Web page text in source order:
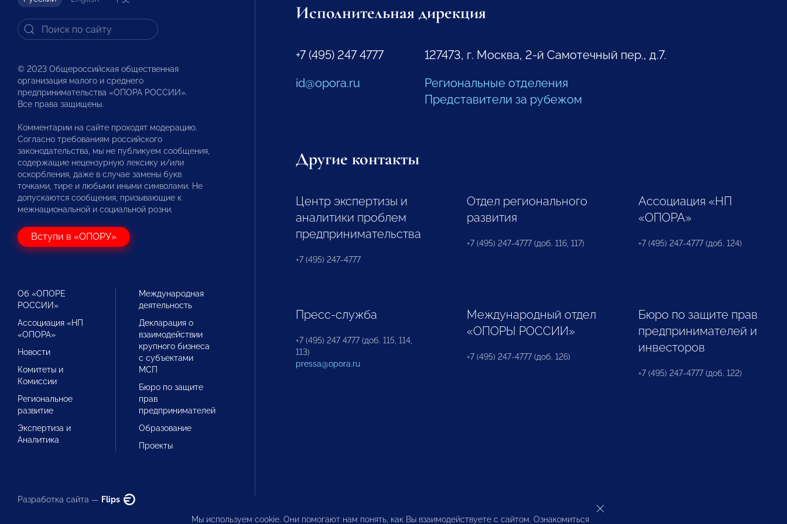
© 2023 Общероссийская общественная
организация малого и среднего
предпринимательства «ОПОРА РОССИИ».
Все права защищены.
Комментарии на сайте проходят модерацию.
Согласно требованиям российского
законодательства, мы не публикуем сообщения,
содержащие нецензурную лексику и/или
оскорбления, даже в случае замены букв
точками, тире и любыми иными символами. Не
допускаются сообщения, призывающие к
межнациональной и социальной розни.
Вступи в «ОПОРУ»
Об «ОПОРЕ
РОССИИ»
Ассоциация «НП
«ОПОРА»
Новости
Комитеты и
Комиссии
Региональное
развитие
Экспертиза и
Аналитика
Международная
деятельность
Декларация о
взаимодействии
крупного бизнеса
с субъектами
МСП
Бюро по защите
прав
предпринимателей
Образование
Проекты
Разработка сайта — Flips
Исполнительная дирекция
+7 (495) 247 4777
id@opora.ru
127473, г. Москва, 2-й Самотечный пер., д.7.
Региональные отделения
Представители за рубежом
Другие контакты
Центр экспертизы и
аналитики проблем
предпринимательства
+7 (495) 247-4777
Отдел регионального
развития
+7 (495) 247-4777 (доб. 116, 117)
Ассоциация «НП
«ОПОРА»
+7 (495) 247-4777 (доб. 124)
Пресс-служба
+7 (495) 247 4777 (доб. 115, 114,
113)
pressa@opora.ru
Международный отдел
«ОПОРЫ РОССИИ»
+7 (495) 247-4777 (доб. 126)
Бюро по защите прав
предпринимателей и
инвесторов
+7 (495) 247-4777 (доб. 122)
Мы используем cookie. Они помогают нам понять, как Вы взаимодействуете с сайтом. Ознакомиться